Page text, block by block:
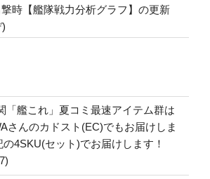
時【艦隊戦力分析グラフ】の更新
「艦これ」夏コミ最速アイテム群は
さんのカドスト(EC)でもお届けしま
4SKU(セット)でお届けします！